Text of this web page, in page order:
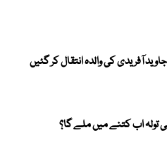
آفریدی کی والدہ انتقال کر گئیں
تولہ اب کتنے میں ملے گا؟